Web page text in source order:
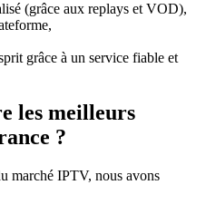
(grâce aux replays et VOD),
grâce à un service fiable et
les meilleurs
?
marché IPTV, nous avons